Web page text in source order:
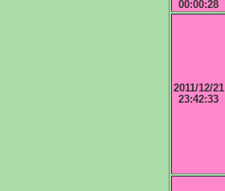
00:00:28
2011/12/21
23:42:33